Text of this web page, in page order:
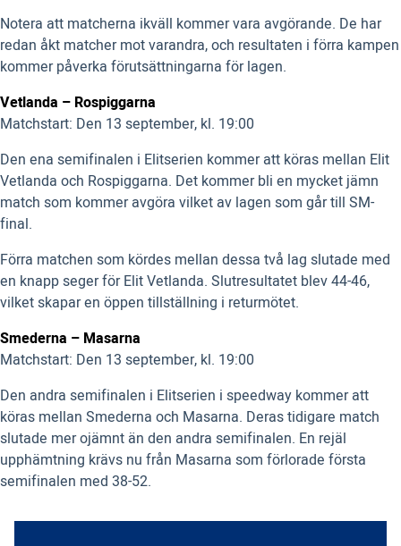
Notera att matcherna ikväll kommer vara avgörande. De har
redan åkt matcher mot varandra, och resultaten i förra kampen
kommer påverka förutsättningarna för lagen.
Vetlanda – Rospiggarna
Matchstart: Den 13 september, kl. 19:00
Den ena semifinalen i Elitserien kommer att köras mellan Elit
Vetlanda och Rospiggarna. Det kommer bli en mycket jämn
match som kommer avgöra vilket av lagen som går till SM-
final.
Förra matchen som kördes mellan dessa två lag slutade med
en knapp seger för Elit Vetlanda. Slutresultatet blev 44-46,
vilket skapar en öppen tillställning i returmötet.
Smederna – Masarna
Matchstart: Den 13 september, kl. 19:00
Den andra semifinalen i Elitserien i speedway kommer att
köras mellan Smederna och Masarna. Deras tidigare match
slutade mer ojämnt än den andra semifinalen. En rejäl
upphämtning krävs nu från Masarna som förlorade första
semifinalen med 38-52.